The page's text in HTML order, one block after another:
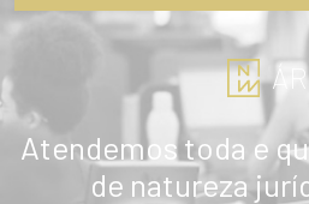
Atendemos toda e
de natureza